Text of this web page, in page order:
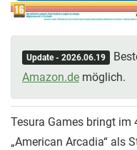
Update - 2026.06.19
Amazon.de möglich.
Tesura Games bringt im
„American Arcadia“ als